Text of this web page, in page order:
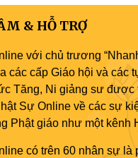
& HỖ TRỢ
với chủ trương
các cấp Giáo hội và các
Tăng, Ni giảng sư được
Sự Online về các sự
Phật giáo như một kênh
có trên 60 nhân sự là